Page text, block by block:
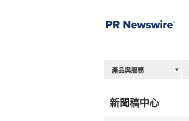
新聞稿中心
產品與服務